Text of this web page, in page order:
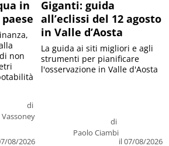
in
di
08/2026
non
Giganti: guida
all’eclissi del 12 agosto
in Valle d’Aosta
di
Paolo Ciambi
il 07/08/2026
La guida ai siti migliori e agli
strumenti per pianificare
l'osservazione in Valle d'Aosta